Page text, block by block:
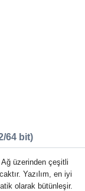
64 bit)
üzerinden çeşitli
Yazılım, en iyi
olarak bütünleşir.